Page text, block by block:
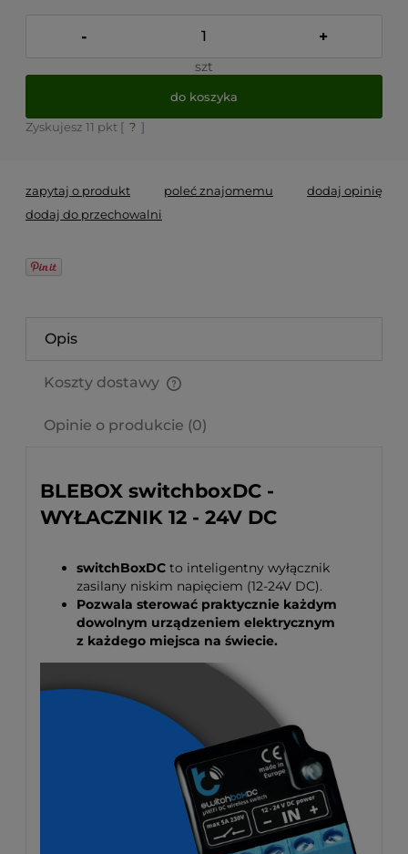
- +
szt
do koszyka
Zyskujesz 11 pkt [ ? ]
zapytaj o produkt poleć znajomemu
dodaj opinię
dodaj do przechowalni
Opis
Koszty dostawy
Opinie o produkcie (0)
BLEBOX switchboxDC -
WYŁACZNIK 12 - 24V DC
switchBoxDC to inteligentny wyłącznik
zasilany niskim napięciem (12-24V DC).
Pozwala sterować praktycznie każdym
dowolnym urządzeniem elektrycznym
z każdego miejsca na świecie.